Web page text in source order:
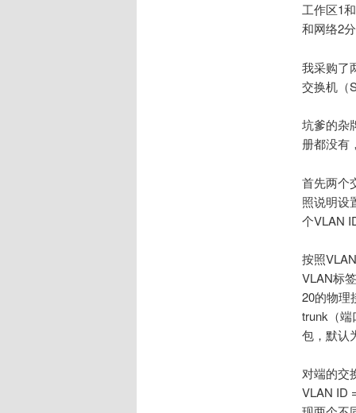
工作区1
和网络2
我采购了
交换机（
坑爹的杂
册都没有
首先两个
照说明设
个VLAN
按照
VLAN标
20的物理
trunk（端
包，默认
对端的交
VLAN ID